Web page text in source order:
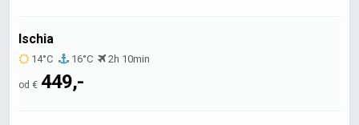
Ischia
14°C 16°C 2h 10min
od € 449,-